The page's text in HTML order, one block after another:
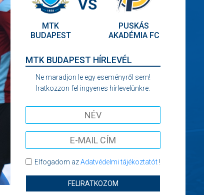
MTK
BUDAPEST
VS
PUSKÁS
AKADÉMIA FC
MTK BUDAPEST HÍRLEVÉL
Ne maradjon le egy eseményről sem!
Iratkozzon fel ingyenes hírlevelünkre:
Elfogadom azAdatvédelmi tájékoztatót!
FELIRATKOZOM